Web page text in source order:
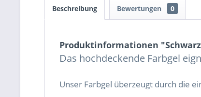
Beschreibung Bewertungen 0
Produktinformationen
Das hochdeckende Farbgel
Unser Farbgel überzeugt durch die